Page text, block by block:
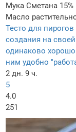
Мука Сметана 15%
Масло
Тесто для
создания на
одинаково
ним удобно
2 дн. 9 ч.
5
4.0
251